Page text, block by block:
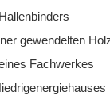
gewendelten
Fachwerkes